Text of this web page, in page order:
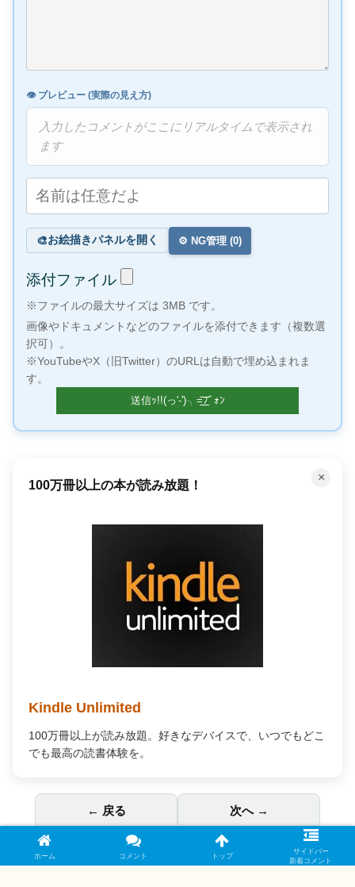
👁️ プレビュー (実際の見え方)
入力したコメントがここにリアルタイムで表示され
ます
🎨お絵描きパネルを開く ⚙️ NG管理 (0)
添付ファイル
※ファイルの最大サイズは 3MB です。
画像やドキュメントなどのファイルを添付できます（複数選
択可）。
※YouTubeやX（旧Twitter）のURLは自動で埋め込まれま
す。
×
100万冊以上の本が読み放題！
Kindle Unlimited
100万冊以上が読み放題。好きなデバイスで、いつでもどこ
でも最高の読書体験を。
← 戻る 次へ →
ホーム コメント トップ
サイドバー
新着コメント